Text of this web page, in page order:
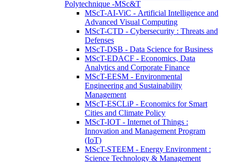
Polytechnique -MSc&T
MScT-AI-ViC - Artificial Intelligence and
Advanced Visual Computing
MScT-CTD - Cybersecurity : Threats and
Defenses
MScT-DSB - Data Science for Business
MScT-EDACF - Economics, Data
Analytics and Corporate Finance
MScT-EESM - Environmental
Engineering and Sustainability
Management
MScT-ESCLiP - Economics for Smart
Cities and Climate Policy
MScT-IOT - Internet of Things :
Innovation and Management Program
(IoT)
MScT-STEEM - Energy Environment :
Science Technology & Management